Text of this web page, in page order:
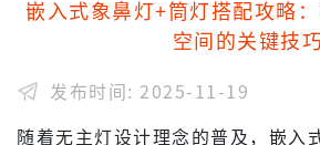
嵌入式象鼻灯+筒灯搭配攻略
空间的关键技
发布时间: 2025-11-19
随着无主灯设计理念的普及，嵌入